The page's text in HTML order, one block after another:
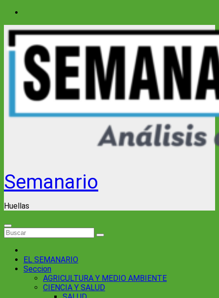
Saltar
contenido
Semanario
Huellas
EL SEMANARIO
Seccion
AGRICULTURA Y MEDIO AMBIENTE
CIENCIA Y SALUD